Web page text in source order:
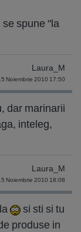
spune "la
Laura_M
Noiembrie 2010 17:50
dar marinarii
inteleg,
Laura_M
Noiembrie 2010 18:08
si sti si tu
produse in